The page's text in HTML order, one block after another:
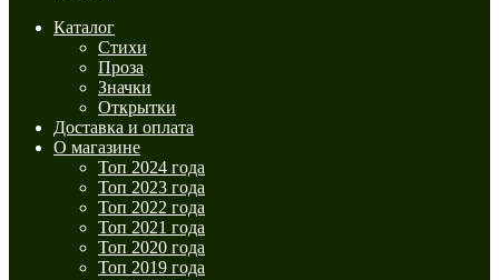
Каталог
Стихи
Проза
Значки
Открытки
Доставка и оплата
О магазине
Топ 2024 года
Топ 2023 года
Топ 2022 года
Топ 2021 года
Топ 2020 года
Топ 2019 года